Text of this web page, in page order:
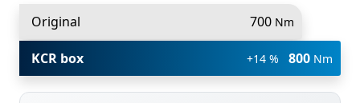
Original 700 Nm
KCR box +14 % 800 Nm